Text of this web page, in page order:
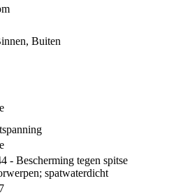
, Buiten
- Bescherming tegen spitse
spatwaterdicht